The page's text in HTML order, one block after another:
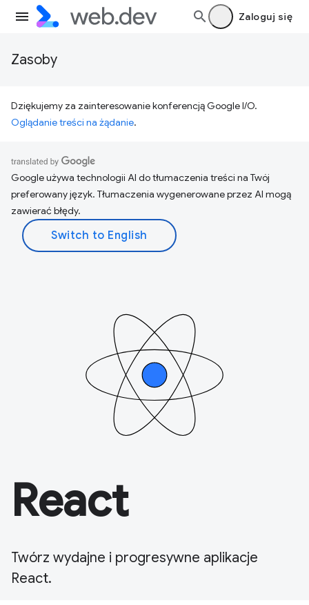
Zaloguj się
Zasoby
Dziękujemy za zainteresowanie konferencją Google I/O.
Oglądanie treści na żądanie.
Google używa technologii AI do tłumaczenia treści na Twój
preferowany język. Tłumaczenia wygenerowane przez AI mogą
zawierać błędy.
React
Twórz wydajne i progresywne aplikacje
React.